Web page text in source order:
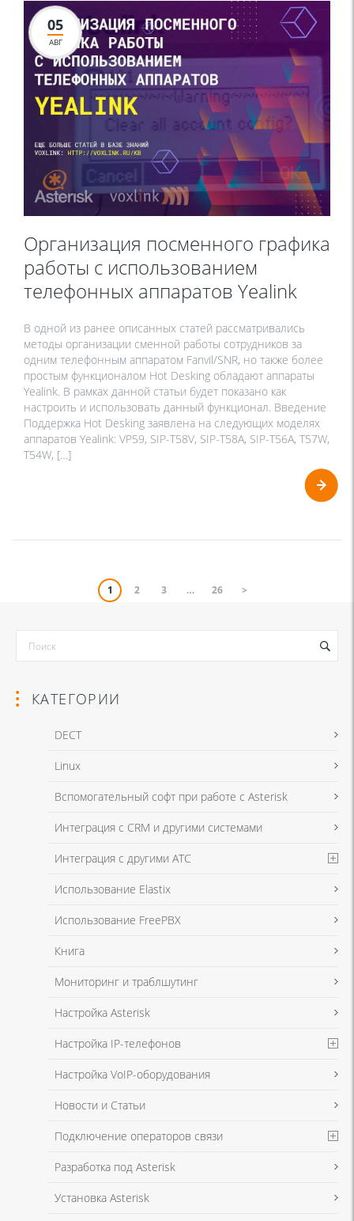
05
АВГ
Организация посменного графика
работы с использованием
телефонных аппаратов Yealink
В одной из ранее описанных статей рассматривались
методы организации сменной работы сотрудников за
одним телефонным аппаратом Fanvil/SNR, но также более
простым функционалом Hot Desking обладают аппараты
Yealink. В рамках данной статьи будет показано как
настроить и использовать данный функционал. Введение
Поддержка Hot Desking заявлена на следующих моделях
аппаратов Yealink: VP59, SIP-T58V, SIP-T58A, SIP-T56A, T57W,
T54W, […]
1 2 3 … 26 >
КАТЕГОРИИ
DECT
Linux
Вспомогательный софт при работе с Asterisk
Интеграция с CRM и другими системами
Интеграция с другими АТС
Использование Elastix
Использование FreePBX
Книга
Мониторинг и траблшутинг
Настройка Asterisk
Настройка IP-телефонов
Настройка VoIP-оборудования
Новости и Статьи
Подключение операторов связи
Разработка под Asterisk
Установка Asterisk